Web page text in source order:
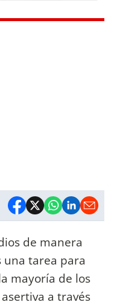
de manera
una tarea para
mayoría de los
a través